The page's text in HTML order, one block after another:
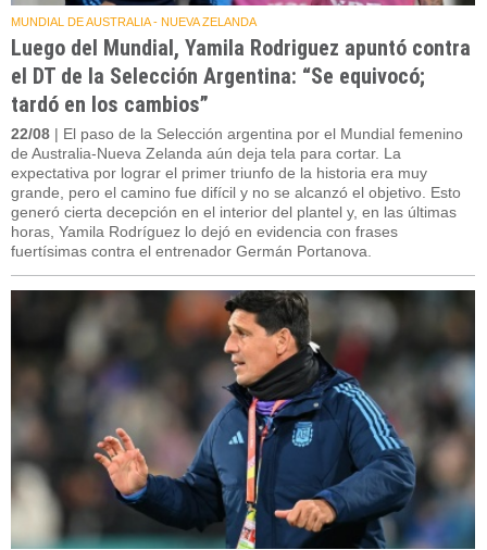
MUNDIAL DE AUSTRALIA - NUEVA ZELANDA
Luego del Mundial, Yamila Rodriguez apuntó contra
el DT de la Selección Argentina: “Se equivocó;
tardó en los cambios”
22/08 | El paso de la Selección argentina por el Mundial femenino
de Australia-Nueva Zelanda aún deja tela para cortar. La
expectativa por lograr el primer triunfo de la historia era muy
grande, pero el camino fue difícil y no se alcanzó el objetivo. Esto
generó cierta decepción en el interior del plantel y, en las últimas
horas, Yamila Rodríguez lo dejó en evidencia con frases
fuertísimas contra el entrenador Germán Portanova.